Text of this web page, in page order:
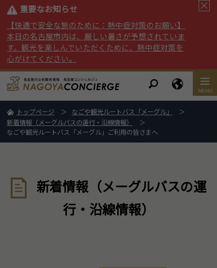
重要なお知らせ
【快適で安全な旅のために：熱中症対策のお願い】
本日の名古屋市内は、厳しい暑さが予想されていま
す。観光を楽しんでいただくために、熱中症対策を
心がけてください。
トップページ
なごや観光ルートバス「メーグル」
新着情報（メーグルバスの運行・沿線情報）
なごや観光ルートバス「メーグル」ご利用の皆さまへ
新着情報（メーグルバスの運
行・沿線情報）